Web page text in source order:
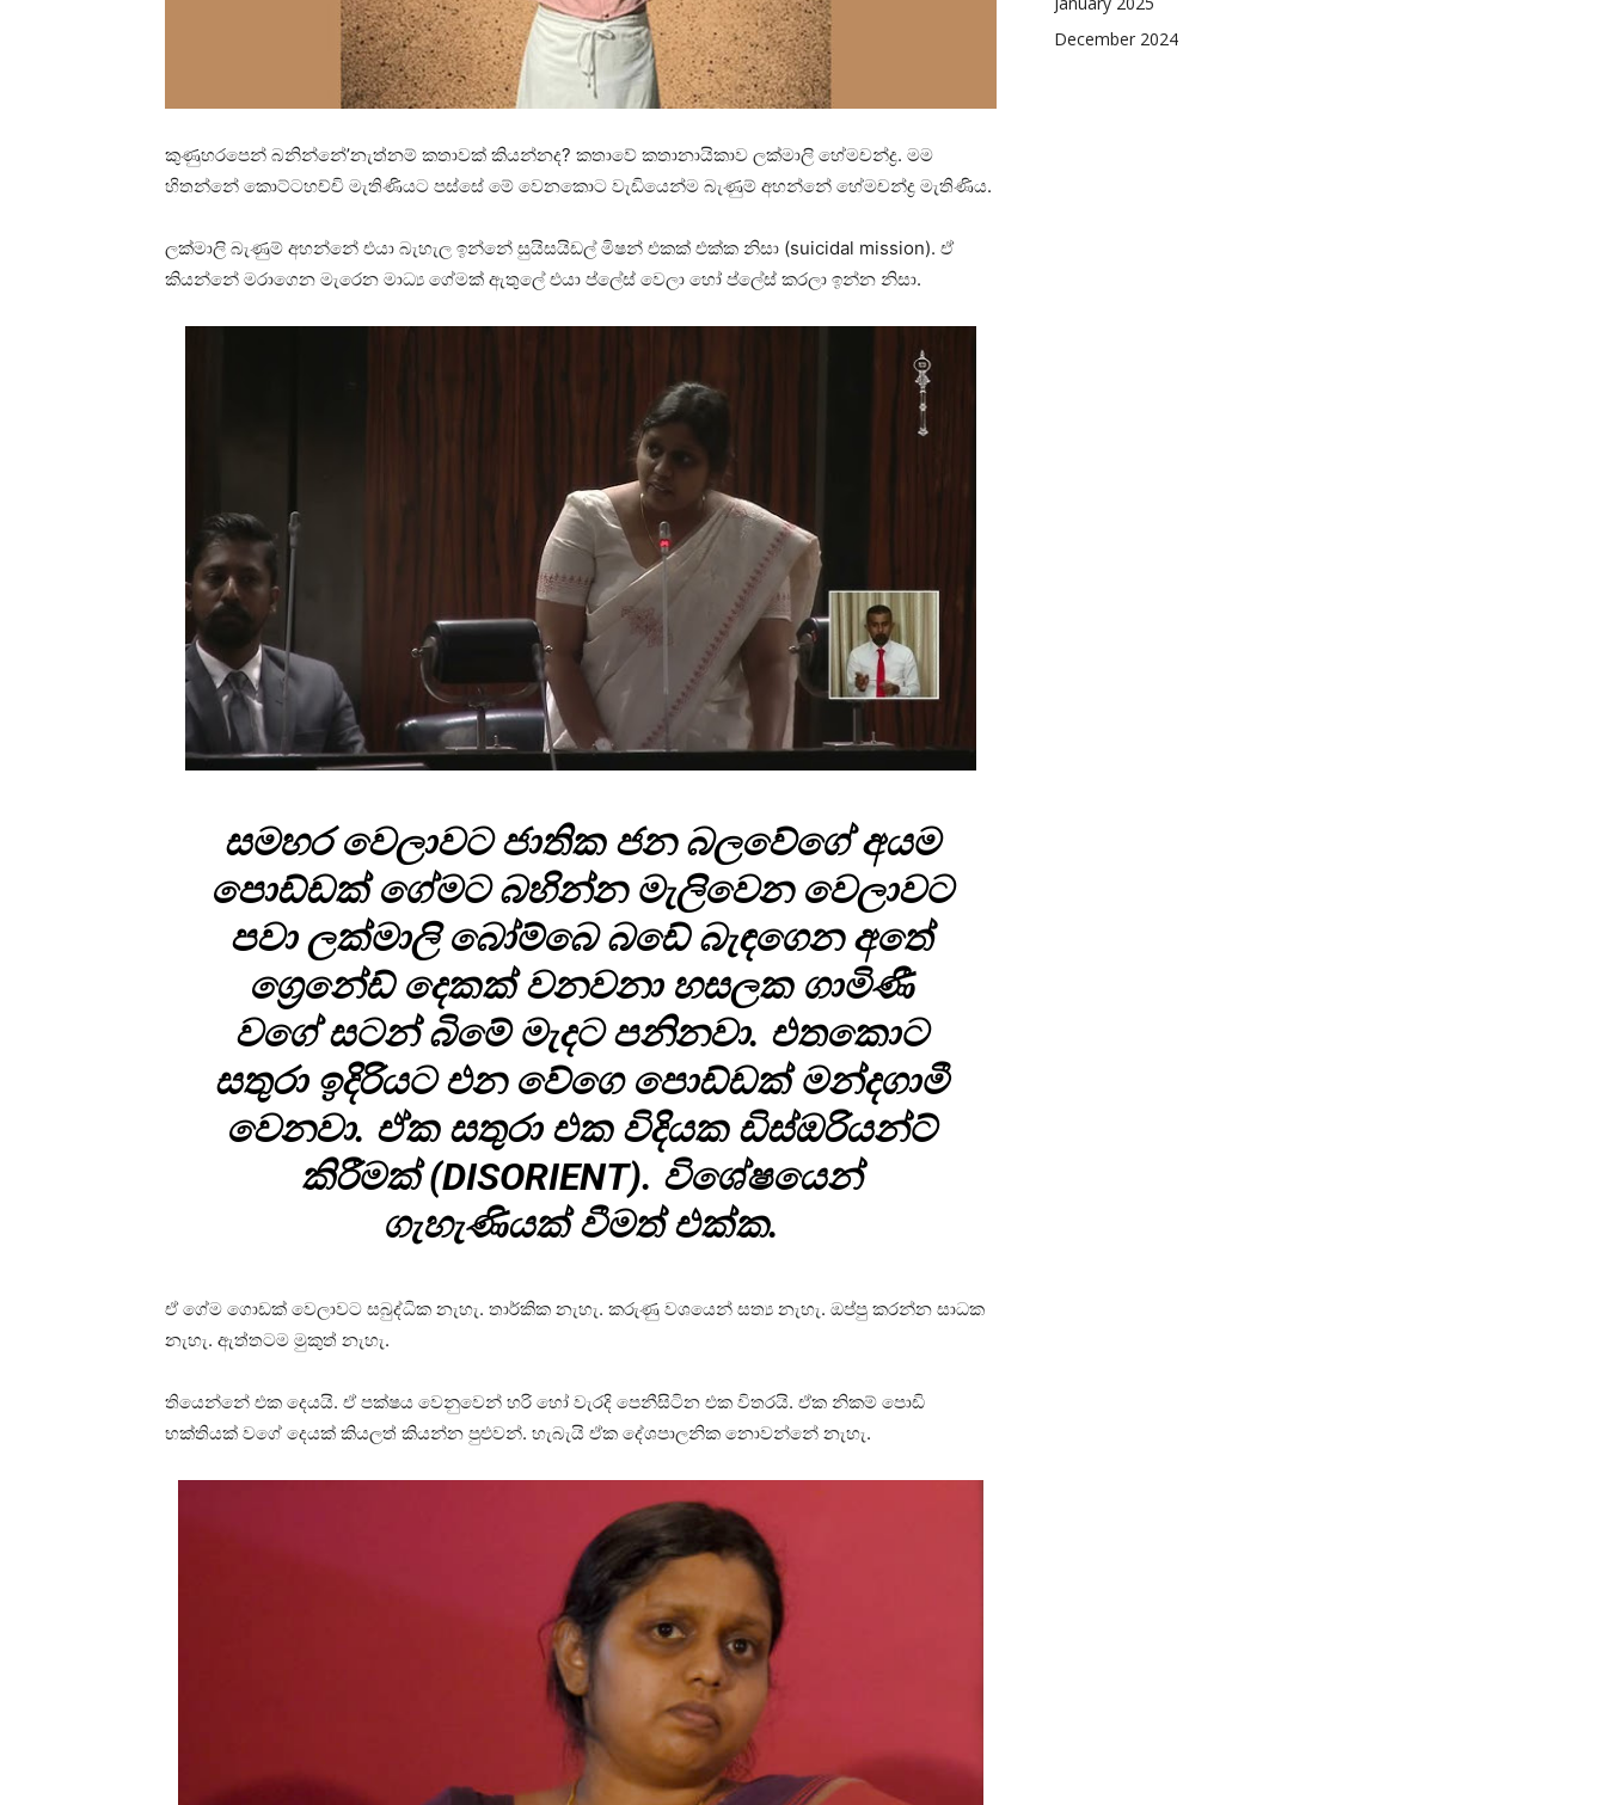
කුණුහරපෙන් බනින්නේ’නැත්නම් කතාවක් කියන්නද? කතාවේ කතානායිකාව ලක්මාලි හේමචන්ද්‍ර. මම
හිතන්නේ කොට්ටහච්චි මැතිණියට පස්සේ මේ වෙනකොට වැඩියෙන්ම බැණුම් අහන්නේ හේමචන්ද්‍ර මැතිණිය.
ලක්මාලි බැණුම් අහන්නේ එයා බැහැල ඉන්නේ සුයිසයිඩල් මිෂන් එකක් එක්ක නිසා (suicidal mission). ඒ
කියන්නේ මරාගෙන මැරෙන මාධ්‍ය ගේමක් ඇතුලේ එයා ප්ලේස් වෙලා හෝ ප්ලේස් කරලා ඉන්න නිසා.
සමහර වෙලාවට ජාතික ජන බලවේගේ අයම
පොඩ්ඩක් ගේමට බහින්න මැලිවෙන වෙලාවට
පවා ලක්මාලි බෝම්බෙ බඩේ බැඳගෙන අතේ
ග්‍රෙනේඩ් දෙකක් වනවනා හසලක ගාමිණී
වගේ සටන් බිමේ මැදට පනිනවා. එතකොට
සතුරා ඉදිරියට එන වේගෙ පොඩ්ඩක් මන්දගාමී
වෙනවා. ඒක සතුරා එක විදියක ඩිස්ඔරියන්ට්
කිරීමක් (DISORIENT). විශේෂයෙන්
ගැහැණියක් වීමත් එක්ක.
ඒ ගේම ගොඩක් වෙලාවට සබුද්ධික නැහැ. තාර්කික නැහැ. කරුණු වශයෙන් සත්‍ය නැහැ. ඔප්පු කරන්න සාධක
නැහැ. ඇත්තටම මුකුත් නැහැ.
තියෙන්නේ එක දෙයයි. ඒ පක්ෂය වෙනුවෙන් හරි හෝ වැරදි පෙනීසිටින එක විතරයි. ඒක නිකම් පොඩි
භක්තියක් වගේ දෙයක් කියලත් කියන්න පුළුවන්. හැබැයි ඒක දේශපාලනික නොවන්නේ නැහැ.
December 2024